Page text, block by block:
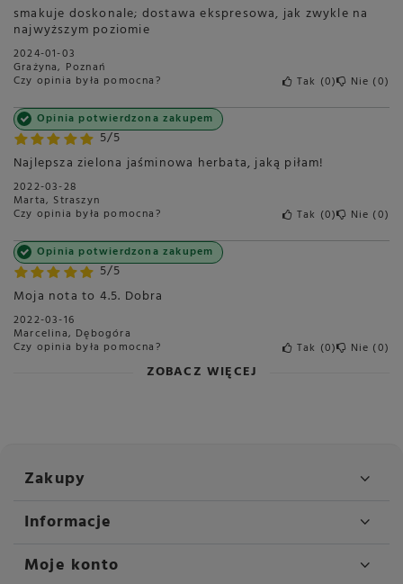
smakuje doskonale; dostawa ekspresowa, jak zwykle na
najwyższym poziomie
2024-01-03
Grażyna, Poznań
Czy opinia była pomocna? Tak 0 Nie 0
5/5
Opinia potwierdzona zakupem
Najlepsza zielona jaśminowa herbata, jaką piłam!
2022-03-28
Marta, Straszyn
Czy opinia była pomocna? Tak 0 Nie 0
5/5
Opinia potwierdzona zakupem
Moja nota to 4.5. Dobra
2022-03-16
Marcelina, Dębogóra
Czy opinia była pomocna? Tak 0 Nie 0
ZOBACZ WIĘCEJ
Zakupy
Informacje
Moje konto